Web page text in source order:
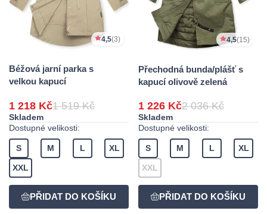
4,5(3)
Béžová jarní parka s
velkou kapucí
1 218 Kč1 519 Kč
Skladem
Dostupné velikosti:
S M L XL
XXL
4,5(15)
Přechodná bunda/plášť s
kapucí olivově zelená
1 226 Kč2 036 Kč
Skladem
Dostupné velikosti:
S M L XL
XXL